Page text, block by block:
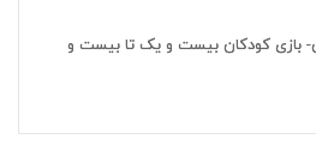
بازی کودکان بیست و یک تا بیست و